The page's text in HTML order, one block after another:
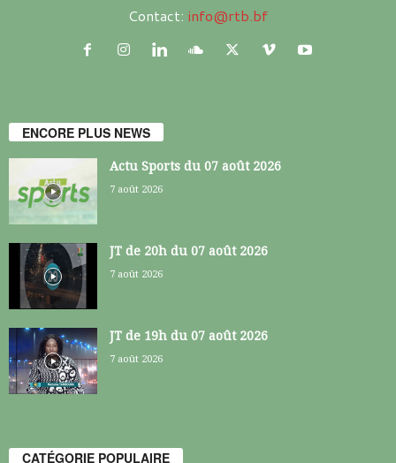
Contact: info@rtb.bf
ENCORE PLUS NEWS
Actu Sports du 07 août 2026
7 août 2026
JT de 20h du 07 août 2026
7 août 2026
JT de 19h du 07 août 2026
7 août 2026
CATÉGORIE POPULAIRE